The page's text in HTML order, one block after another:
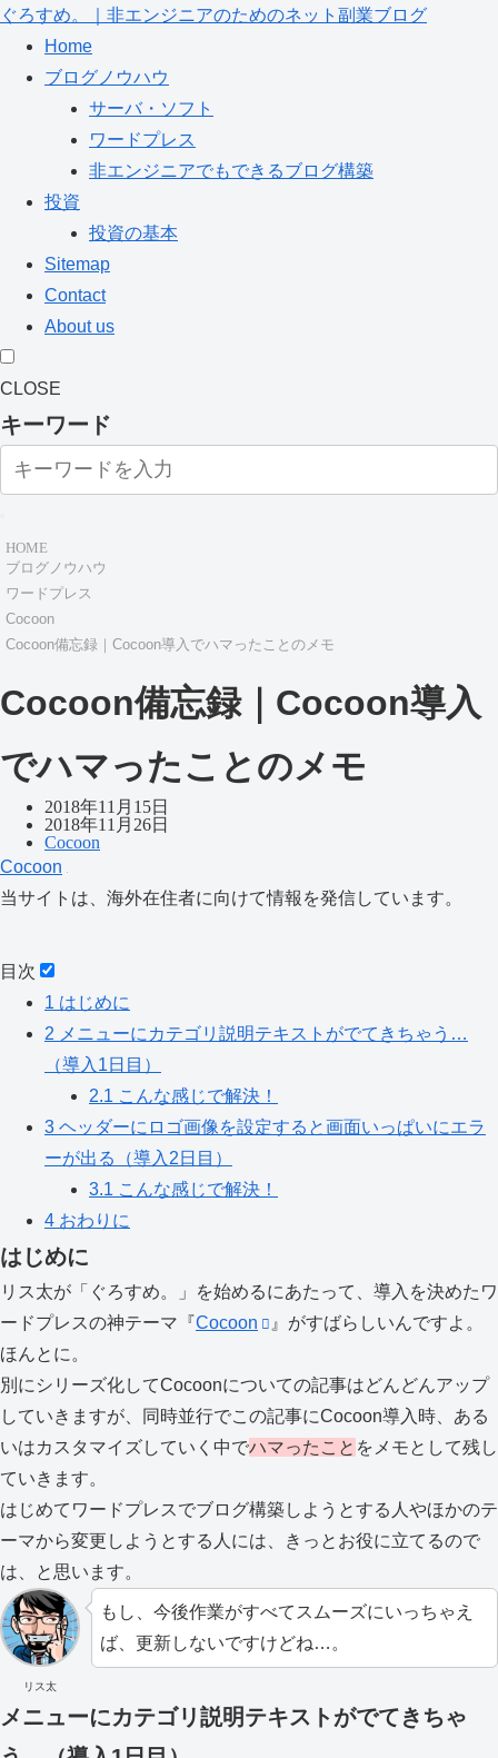
ぐろすめ。｜非エンジニアのためのネット副業ブログ
Home
ブログノウハウ
サーバ・ソフト
ワードプレス
非エンジニアでもできるブログ構築
投資
投資の基本
Sitemap
Contact
About us
CLOSE
キーワード
HOME
ブログノウハウ
ワードプレス
Cocoon
Cocoon備忘録｜Cocoon導入でハマったことのメモ
Cocoon備忘録｜Cocoon導入
でハマったことのメモ
2018年11月15日
2018年11月26日
Cocoon
Cocoon
当サイトは、海外在住者に向けて情報を発信しています。
目次
1 はじめに
2 メニューにカテゴリ説明テキストがでてきちゃう…
（導入1日目）
2.1 こんな感じで解決！
3 ヘッダーにロゴ画像を設定すると画面いっぱいにエラ
ーが出る（導入2日目）
3.1 こんな感じで解決！
4 おわりに
はじめに
リス太が「ぐろすめ。」を始めるにあたって、導入を決めたワ
ードプレスの神テーマ『Cocoon
』がすばらしいんですよ。
ほんとに。
別にシリーズ化してCocoonについての記事はどんどんアップ
していきますが、同時並行でこの記事にCocoon導入時、ある
いはカスタマイズしていく中でハマったこと をメモとして残し
ていきます。
はじめてワードプレスでブログ構築しようとする人やほかのテ
ーマから変更しようとする人には、きっとお役に立てるので
は、と思います。
リス太
もし、今後作業がすべてスムーズにいっちゃえ
ば、更新しないですけどね…。
メニューにカテゴリ説明テキストがでてきちゃ